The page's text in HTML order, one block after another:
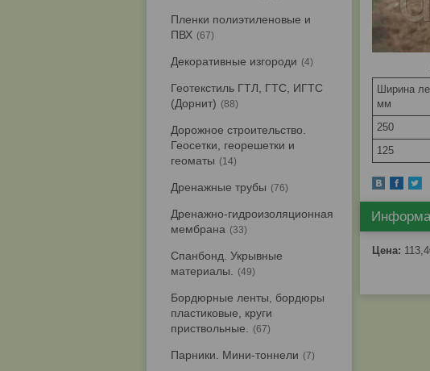
Ширина
мм
250
125
Цена:
Пленки полиэтиленовые и
ПВХ
67
Декоративные изгороди 4
Геотекстиль ГТЛ, ГТС, ИГТС
(Дорнит)
88
Дорожное строительство.
Геосетки, георешетки и
геоматы
14
Дренажные трубы 76
Дренажно-гидроизоляционная
мембрана
33
Спанбонд. Укрывные
материалы.
49
Бордюрные ленты, бордюры
пластиковые, круги
приствольные.
67
Парники. Мини-тоннели 7